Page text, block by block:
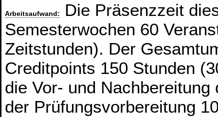
Arbeitsaufwand:
Die Präsenzzeit
Semesterwochen 60
Zeitstunden). Der
Creditpoints 150 Stunden
die Vor- und
der Prüfungsvorbereitung